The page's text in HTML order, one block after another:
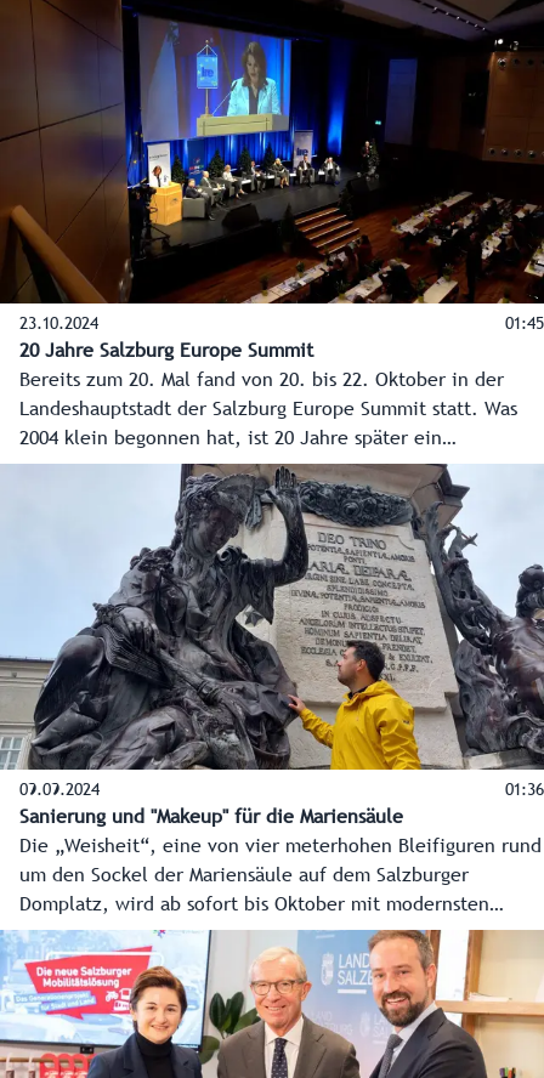
Regionen Europas (IRE).
23.10.2024 01:45
20 Jahre Salzburg Europe Summit
Bereits zum 20. Mal fand von 20. bis 22. Oktober in der
Landeshauptstadt der Salzburg Europe Summit statt. Was
2004 klein begonnen hat, ist 20 Jahre später ein
international renommierter Fachkongress mit Experten aus
Politik, Wirtschaft, Diplomatie und Wissenschaft. Im Video
betonen unter anderem EU- und Verfassungsministerin
Karoline Edtstadler und der EU-Kommissar für Haushalt und
Verwaltung, Johannes Hahn, die Wichtigkeit der
Veranstaltung.
09.09.2024 01:36
Sanierung und "Makeup" für die Mariensäule
Die „Weisheit“, eine von vier meterhohen Bleifiguren rund
um den Sockel der Mariensäule auf dem Salzburger
Domplatz, wird ab sofort bis Oktober mit modernsten
Methoden restauriert. Es handelt sich um einen ersten
Schritt, um das 250 Jahre alte Monument in den nächsten
Jahren wieder in altem Glanz erscheinen zu lassen.